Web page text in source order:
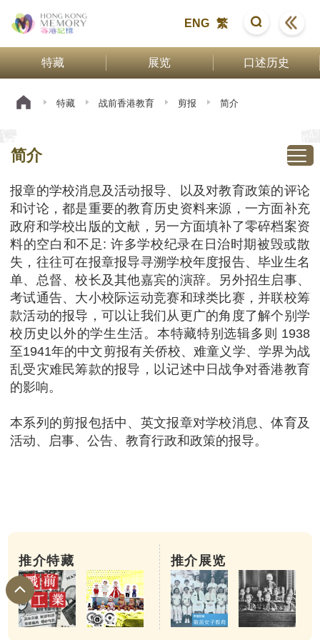
ENG 繁
特藏 展览 口述历史
特藏 战前香港教育 剪报 简介
简介
报章的学校消息及活动报导、以及对教育政策的评论
和讨论，都是重要的教育历史资料来源，一方面补充
政府和学校出版的文献，另一方面填补了零碎档案资
料的空白和不足: 许多学校纪录在日治时期被毁或散
失，往往可在报章报导寻溯学校年度报告、毕业生名
单、总督、校长及其他嘉宾的演辞。另外招生启事、
考试通告、大小校际运动竞赛和球类比赛，并联校筹
款活动的报导，可以让我们从更广的角度了解个别学
校历史以外的学生生活。本特藏特别选辑多则 1938
至1941年的中文剪报有关侨校、难童义学、学界为战
乱受灾难民筹款的报导，以记述中日战争对香港教育
的影响。
本系列的剪报包括中、英文报章对学校消息、体育及
活动、启事、公告、教育行政和政策的报导。
推介特藏 推介展览